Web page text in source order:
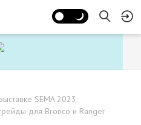
SEMA 2023:
для Bronco и Ranger